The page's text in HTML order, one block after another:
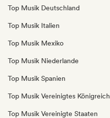
Top Musik Deutschland
Top Musik Italien
Top Musik Mexiko
Top Musik Niederlande
Top Musik Spanien
Top Musik Vereinigtes Königreich
Top Musik Vereinigte Staaten